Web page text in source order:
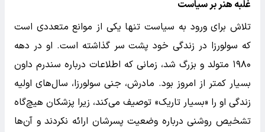
غلبه هنر بر سیاست
تلاش برای ورود به سیاست تنها یکی از موانع متعددی است
که سولورزا در زندگی خود پشت سر گذاشته است. او در دهه
۱۹۸۰ متولد و بزرگ شد، زمانی که اطلاعات درباره سندرم داون
بسیار کمتر از امروز بود. مادرش، جنی سولورزا، سال‌های اولیه
زندگی او را «بسیار تاریک» توصیف می‌کند، زیرا پزشکان هیچ‌گاه
تشخیص روشنی درباره وضعیت پسرشان ارائه نکردند و آن‌ها